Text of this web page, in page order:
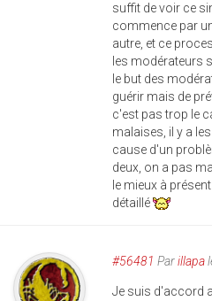
suffit de voir ce
commence par
autre, et ce
les modérateurs
le but des
guérir mais de
c'est pas trop le
malaises, il y a
cause d'un
deux, on a pas
le mieux à
détaillé
#56481 Parillapa
Je suis d'accord